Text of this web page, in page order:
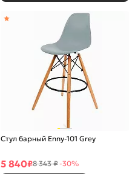
Стул барный Enny-101 Grey
5 840₽8 343 ₽-30%